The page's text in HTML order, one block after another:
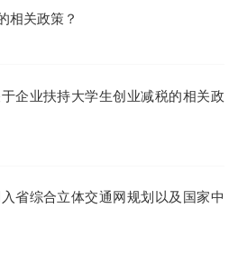
相关政策？
企业扶持大学生创业减税的相关政
省综合立体交通网规划以及国家中